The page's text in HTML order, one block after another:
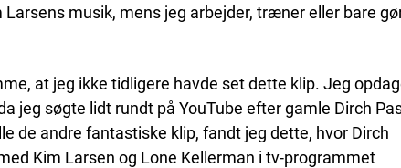
musik, mens jeg arbejder, træner eller bare
at jeg ikke tidligere havde set dette klip. Jeg
jeg søgte lidt rundt på YouTube efter gamle Dirch
de andre fantastiske klip, fandt jeg dette, hvor Dirch
Kim Larsen og Lone Kellerman i tv-programmet